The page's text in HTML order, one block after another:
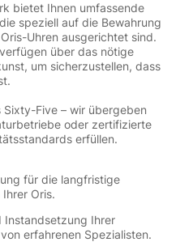
bietet Ihnen umfassende
speziell auf die Bewahrung
Uhren ausgerichtet sind.
über das nötige
um sicherzustellen, dass
Sixty-Five – wir übergeben
oder zertifizierte
erfüllen.
für die langfristige
Oris.
Instandsetzung Ihrer
erfahrenen Spezialisten.